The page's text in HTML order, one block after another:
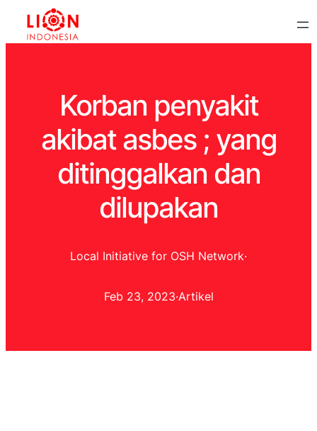
Korban penyakit
akibat asbes ; yang
ditinggalkan dan
dilupakan
Local Initiative for OSH Network·
Feb 23, 2023·Artikel